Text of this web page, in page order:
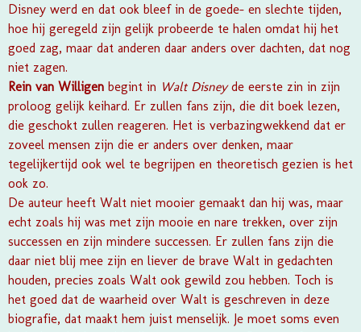
Disney werd en dat ook bleef in de goede- en slechte tijden,
hoe hij geregeld zijn gelijk probeerde te halen omdat hij het
goed zag, maar dat anderen daar anders over dachten, dat nog
niet zagen.
Rein van Willigen begint in Walt Disneyde eerste zin in zijn
proloog gelijk keihard. Er zullen fans zijn, die dit boek lezen,
die geschokt zullen reageren. Het is verbazingwekkend dat er
zoveel mensen zijn die er anders over denken, maar
tegelijkertijd ook wel te begrijpen en theoretisch gezien is het
ook zo.
De auteur heeft Walt niet mooier gemaakt dan hij was, maar
echt zoals hij was met zijn mooie en nare trekken, over zijn
successen en zijn mindere successen. Er zullen fans zijn die
daar niet blij mee zijn en liever de brave Walt in gedachten
houden, precies zoals Walt ook gewild zou hebben. Toch is
het goed dat de waarheid over Walt is geschreven in deze
biografie, dat maakt hem juist menselijk. Je moet soms even